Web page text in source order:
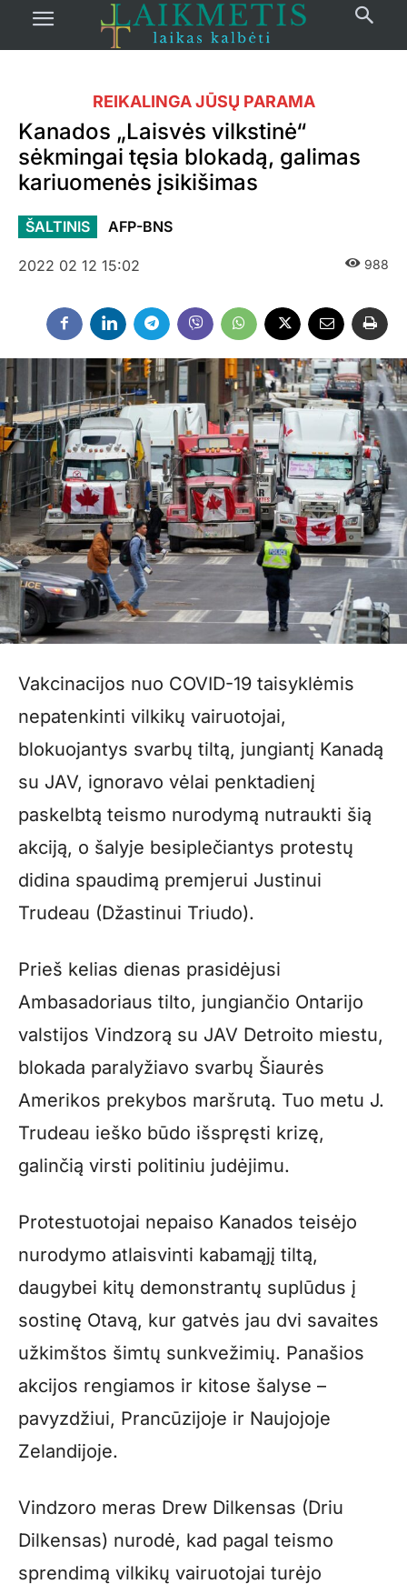
REIKALINGA JŪSŲ PARAMA
Kanados „Laisvės vilkstinė“
sėkmingai tęsia blokadą, galimas
kariuomenės įsikišimas
ŠALTINIS AFP-BNS
2022 02 12 15:02 988
Vakcinacijos nuo COVID-19 taisyklėmis
nepatenkinti vilkikų vairuotojai,
blokuojantys svarbų tiltą, jungiantį Kanadą
su JAV, ignoravo vėlai penktadienį
paskelbtą teismo nurodymą nutraukti šią
akciją, o šalyje besiplečiantys protestų
didina spaudimą premjerui Justinui
Trudeau (Džastinui Triudo).
Prieš kelias dienas prasidėjusi
Ambasadoriaus tilto, jungiančio Ontarijo
valstijos Vindzorą su JAV Detroito miestu,
blokada paralyžiavo svarbų Šiaurės
Amerikos prekybos maršrutą. Tuo metu J.
Trudeau ieško būdo išspręsti krizę,
galinčią virsti politiniu judėjimu.
Protestuotojai nepaiso Kanados teisėjo
nurodymo atlaisvinti kabamąjį tiltą,
daugybei kitų demonstrantų suplūdus į
sostinę Otavą, kur gatvės jau dvi savaites
užkimštos šimtų sunkvežimių. Panašios
akcijos rengiamos ir kitose šalyse –
pavyzdžiui, Prancūzijoje ir Naujojoje
Zelandijoje.
Vindzoro meras Drew Dilkensas (Driu
Dilkensas) nurodė, kad pagal teismo
sprendimą vilkikų vairuotojai turėjo